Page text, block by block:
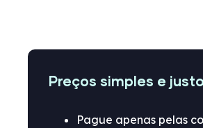
Preços simples e
Pague apenas pelas